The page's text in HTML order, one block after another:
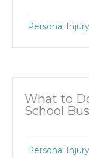
Personal Injury
What to
School
Personal Injury